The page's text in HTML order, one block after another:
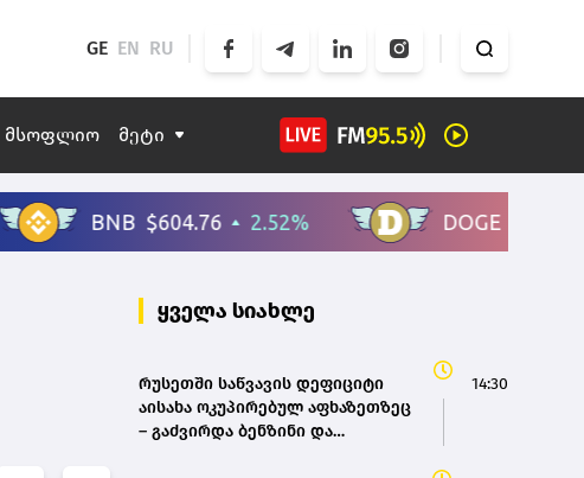
GE EN RU
მსოფლიო მეტი
ყველა სიახლე
რუსეთში საწვავის დეფიციტი
აისახა ოკუპირებულ აფხაზეთზეც
– გაძვირდა ბენზინი და
14:30